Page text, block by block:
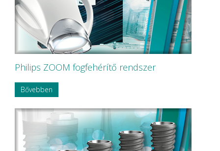
Philips ZOOM fogfehérítő rendszer
Bővebben